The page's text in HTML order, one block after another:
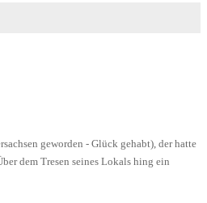
geworden - Glück gehabt), der hatte
dem Tresen seines Lokals hing ein